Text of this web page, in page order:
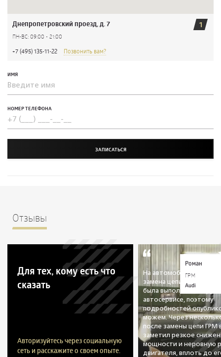
1
Днепропетровский проезд, д. 7
ПН-ВС: 09:00 - 21:00
+7 (495) 135-11-22 Позвонить вам?
ИМЯ
НОМЕР ТЕЛЕФОНА
ЗАПИСАТЬСЯ
Отзывы
Для тех, кому есть что
сказать
Авторизуйтесь через социальную
сеть и расскажите о своем опыте.
Роман
ГРМ
Audi
На автомобиле была
замена цепи ГРМ.
была выполнена в
автосервисе, поэтому
подробностей
можем. Через
после замены цепи ГРМ
заметил резкое
мощности и неровную
двигателя, вплоть до